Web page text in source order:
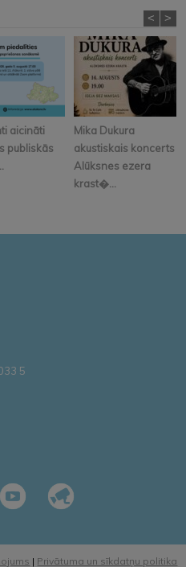
aicināti
publiskās
Mika Dukura
akustiskais koncerts
Alūksnes ezera
krast�...
< >
5
| Privātuma un sīkdatņu politika